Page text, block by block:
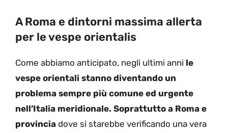
A Roma e dintorni massima allerta
per le vespe orientalis
Come abbiamo anticipato, negli ultimi anni le
vespe orientali stanno diventando un
problema sempre più comune ed urgente
nell’Italia meridionale. Soprattutto a Roma e
provincia dove si starebbe verificando una vera